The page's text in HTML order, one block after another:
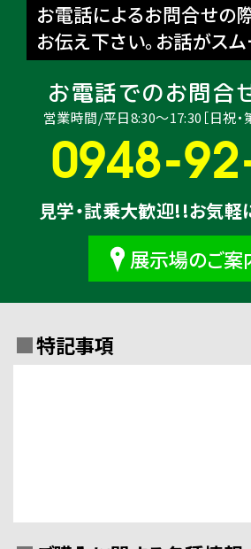
お電話によるお問合せの
お伝え下さい。お話がスム
お電話でのお問合
営業時間/平日8:30〜17:30［日祝・
0948-
見学・試乗大歓迎!!お気軽
展示場のご案
特記事項